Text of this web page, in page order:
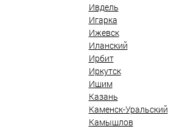
Ивдель
Игарка
Ижевск
Иланский
Ирбит
Иркутск
Ишим
Казань
Каменск-Уральский
Камышлов